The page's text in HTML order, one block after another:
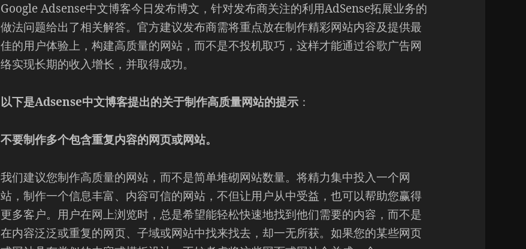
Google Adsense中文博客今日发布博文，针对发布商关注的利用AdSense拓展业务的
做法问题给出了相关解答。官方建议发布商需将重点放在制作精彩网站内容及提供最
佳的用户体验上，构建高质量的网站，而不是不投机取巧，这样才能通过谷歌广告网
络实现长期的收入增长，并取得成功。
以下是Adsense中文博客提出的关于制作高质量网站的提示：
不要制作多个包含重复内容的网页或网站。
我们建议您制作高质量的网站，而不是简单堆砌网站数量。将精力集中投入一个网
站，制作一个信息丰富、内容可信的网站，不但让用户从中受益，也可以帮助您赢得
更多客户。用户在网上浏览时，总是希望能轻松快速地找到他们需要的内容，而不是
在内容泛泛或重复的网页、子域或网站中找来找去，却一无所获。如果您的某些网页